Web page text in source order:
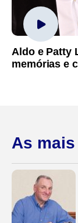
Aldo e Patty
memórias e
As